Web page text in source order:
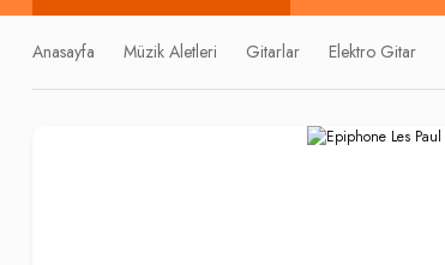
Anasayfa Müzik Aletleri Gitarlar Elektro Gitar